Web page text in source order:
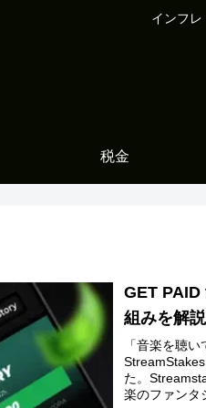
インフ
税金
GET
組みを解説
「音楽を聴
た。
楽のファンタ